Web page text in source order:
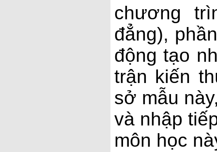
chương
đẳng),
động tạo
trận kiến
sở mẫu
và nhập
môn học